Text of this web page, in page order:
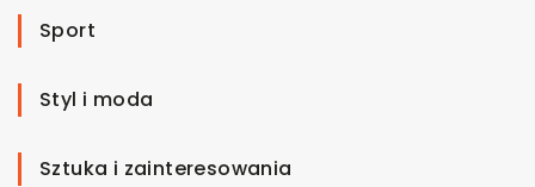
Sport
Styl i moda
Sztuka i zainteresowania